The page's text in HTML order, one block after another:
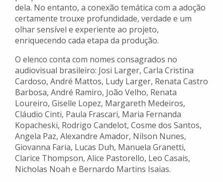
dela. No entanto, a conexão temática com a adoção
certamente trouxe profundidade, verdade e um
olhar sensível e experiente ao projeto,
enriquecendo cada etapa da produção.
O elenco conta com nomes consagrados no
audiovisual brasileiro: Josi Larger, Carla Cristina
Cardoso, André Mattos, Ludy Larger, Renata Castro
Barbosa, André Ramiro, João Velho, Renata
Loureiro, Giselle Lopez, Margareth Medeiros,
Cláudio Cinti, Paula Frascari, Maria Fernanda
Kopacheski, Rodrigo Candelot, Cosme dos Santos,
Angela Paz, Alexandre Amador, Nilson Nunes,
Giovanna Faria, Lucas Duh, Manuela Granetti,
Clarice Thompson, Alice Pastorello, Leo Casais,
Nicholas Noah e Bernardo Martins Isaias.